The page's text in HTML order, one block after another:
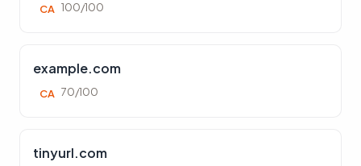
CA 100/100
example.com
CA 70/100
tinyurl.com